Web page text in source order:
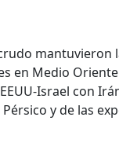
mantuvieron
en Medio
Israel con
y de las